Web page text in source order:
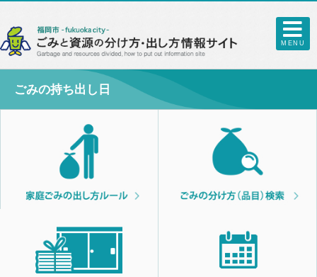
MENU
ごみの持ち出し日